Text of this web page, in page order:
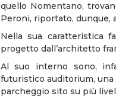
quello Nomentano,
Peroni, riportato, dunque,
Nella sua caratteristica
progetto dall’architetto
Al suo interno sono,
futuristico auditorium,
parcheggio sito su più